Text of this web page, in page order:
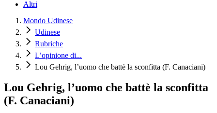
Altri
Mondo Udinese
Udinese
Rubriche
L’opinione di...
Lou Gehrig, l’uomo che battè la sconfitta (F. Canaciani)
Lou Gehrig, l’uomo che battè la sconfitta
(F. Canaciani)